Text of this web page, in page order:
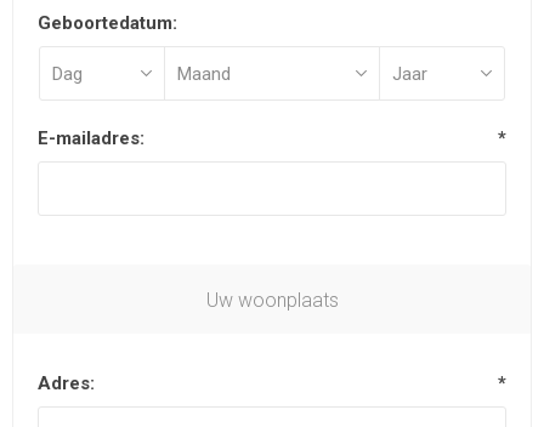
Geboortedatum:
E-mailadres: *
Uw woonplaats
Adres: *